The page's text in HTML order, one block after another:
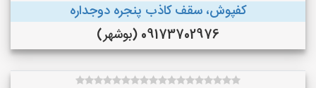
کفپوش، سقف کاذب پنجره دوجداره
09173702976 (بوشهر)